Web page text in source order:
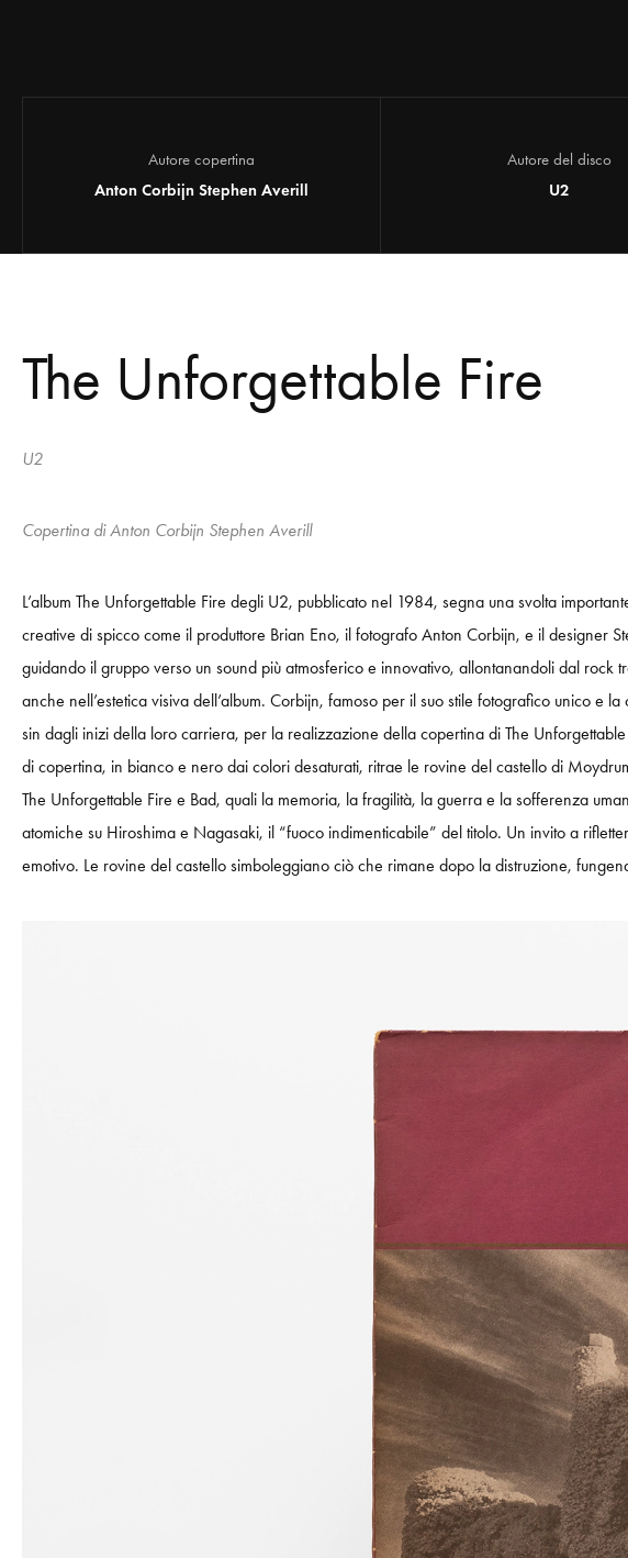
Autore copertina
Anton Corbijn Stephen Averill
Autore del disco
U2
The Unforgettable Fire
U2
Copertina di Anton Corbijn Stephen Averill
L’album The Unforgettable Fire degli U2, pubblicato nel 1984, segna una svolta
creative di spicco come il produttore Brian Eno, il fotografo Anton Corbijn, e il designer
guidando il gruppo verso un sound più atmosferico e innovativo, allontanandoli dal
anche nell’estetica visiva dell’album. Corbijn, famoso per il suo stile fotografico unico
sin dagli inizi della loro carriera, per la realizzazione della copertina di The
di copertina, in bianco e nero dai colori desaturati, ritrae le rovine del castello di
The Unforgettable Fire e Bad, quali la memoria, la fragilità, la guerra e la sofferenza
atomiche su Hiroshima e Nagasaki, il “fuoco indimenticabile” del titolo. Un invito a
emotivo. Le rovine del castello simboleggiano ciò che rimane dopo la distruzione,